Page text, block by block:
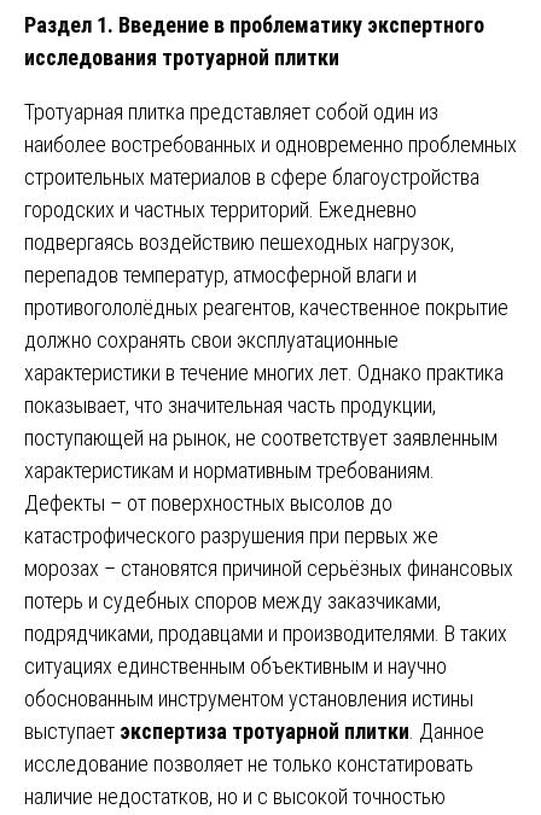
Раздел 1. Введение в проблематику экспертного
исследования тротуарной плитки
Тротуарная плитка представляет собой один из
наиболее востребованных и одновременно проблемных
строительных материалов в сфере благоустройства
городских и частных территорий. Ежедневно
подвергаясь воздействию пешеходных нагрузок,
перепадов температур, атмосферной влаги и
противогололёдных реагентов, качественное покрытие
должно сохранять свои эксплуатационные
характеристики в течение многих лет. Однако практика
показывает, что значительная часть продукции,
поступающей на рынок, не соответствует заявленным
характеристикам и нормативным требованиям.
Дефекты – от поверхностных высолов до
катастрофического разрушения при первых же
морозах – становятся причиной серьёзных финансовых
потерь и судебных споров между заказчиками,
подрядчиками, продавцами и производителями. В таких
ситуациях единственным объективным и научно
обоснованным инструментом установления истины
выступает экспертиза тротуарной плитки. Данное
исследование позволяет не только констатировать
наличие недостатков, но и с высокой точностью